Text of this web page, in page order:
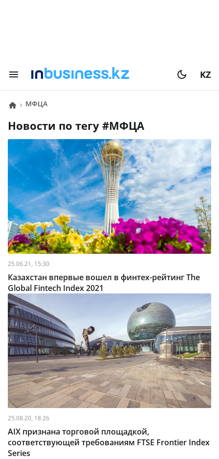
KZ
МФЦА
Новости по тегу # МФЦА
25.06.21, 15:30
Казахстан впервые вошел в финтех-рейтинг The
Global Fintech Index 2021
25.08.20, 18:26
AIX признана торговой площадкой,
соответствующей требованиям FTSE Frontier Index
Series